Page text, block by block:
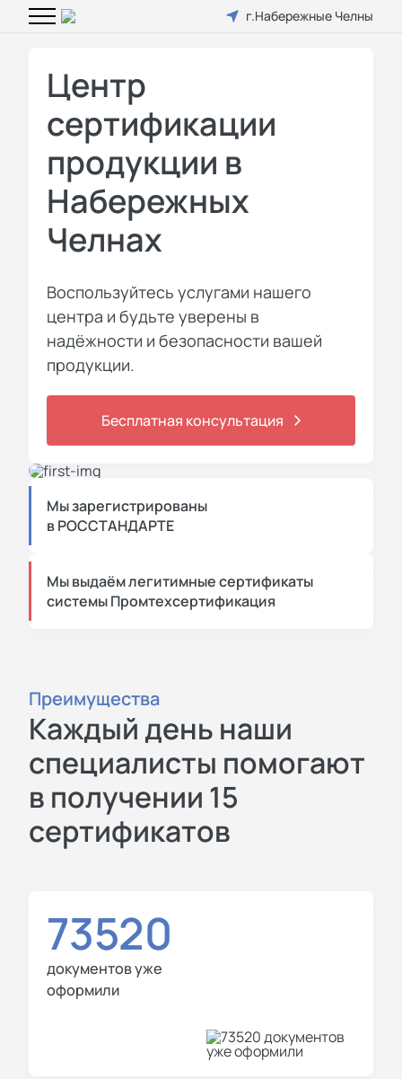
г.Набережные Челны
Центр
сертификации
продукции в
Набережных
Челнах
Воспользуйтесь услугами нашего
центра и будьте уверены в
надёжности и безопасности вашей
продукции.
Бесплатная консультация
Мы зарегистрированы
в РОССТАНДАРТЕ
Мы выдаём легитимные сертификаты
системы Промтехсертификация
Преимущества
Каждый день наши
специалисты помогают
в получении 15
сертификатов
73520
документов уже
оформили